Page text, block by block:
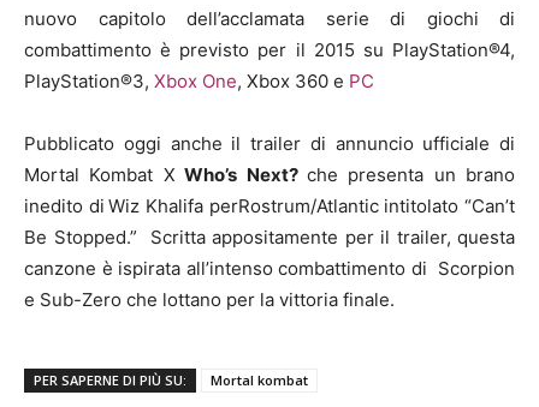
nuovo capitolo dell’acclamata serie di giochi di
combattimento è previsto per il 2015 su PlayStation®4,
PlayStation®3, Xbox One, Xbox 360 e PC
Pubblicato oggi anche il trailer di annuncio ufficiale di
Mortal Kombat X Who’s Next? che presenta un brano
inedito di Wiz Khalifa perRostrum/Atlantic intitolato “Can’t
Be Stopped.” Scritta appositamente per il trailer, questa
canzone è ispirata all’intenso combattimento di Scorpion
e Sub-Zero che lottano per la vittoria finale.
PER SAPERNE DI PIÙ SU: Mortal kombat